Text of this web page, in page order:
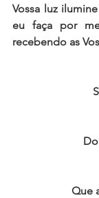
Vossa luz
eu faça por
recebendo as
Que